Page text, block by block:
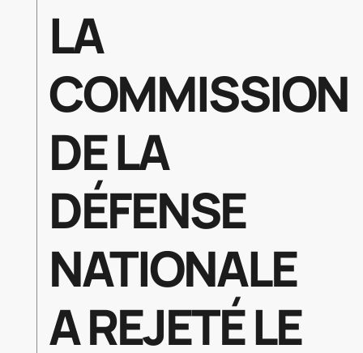
LA
COMMISSION
DE LA
DÉFENSE
NATIONALE
A REJETÉ LE